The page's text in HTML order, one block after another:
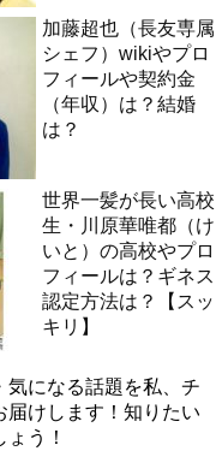
加藤超也（長友専属
シェフ）wikiやプロ
フィールや契約金
（年収）は？結婚
は？
世界一髪が長い高校
生・川原華唯都（け
いと）の高校やプロ
フィールは？ギネス
認定方法は？【スッ
キリ】
気になる話題を私、チ
届けします！知りたい
う！